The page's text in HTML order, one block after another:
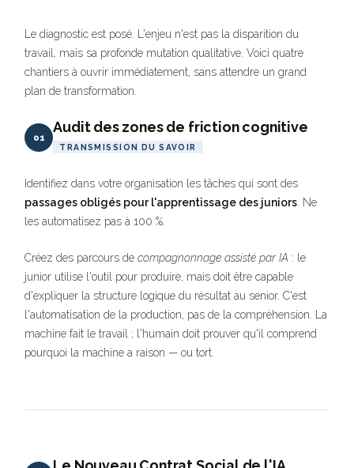
Le diagnostic est posé. L'enjeu n'est pas la disparition du
travail, mais sa profonde mutation qualitative. Voici quatre
chantiers à ouvrir immédiatement, sans attendre un grand
plan de transformation.
01
Audit des zones de friction cognitive
TRANSMISSION DU SAVOIR
Identifiez dans votre organisation les tâches qui sont des
passages obligés pour l'apprentissage des juniors . Ne
les automatisez pas à 100 %.
Créez des parcours decompagnonnage assisté par IA : le
junior utilise l'outil pour produire, mais doit être capable
d'expliquer la structure logique du résultat au senior. C'est
l'automatisation de la production, pas de la compréhension. La
machine fait le travail ; l'humain doit prouver qu'il comprend
pourquoi la machine a raison — ou tort.